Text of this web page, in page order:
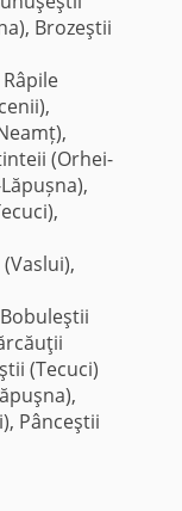
Brozeştii
(Orhei-
(Tecuci)
Pânceştii